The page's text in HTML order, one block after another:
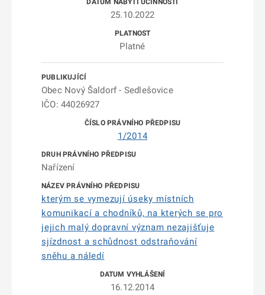
25.10.2022
Platné
Obec Nový Šaldorf - Sedlešovice
IČO: 44026927
1/2014
Nařízení
kterým se vymezují úseky místních
komunikací a chodníků, na kterých se pro
jejich malý dopravní význam nezajišťuje
sjízdnost a schůdnost odstraňování
sněhu a náledí
16.12.2014